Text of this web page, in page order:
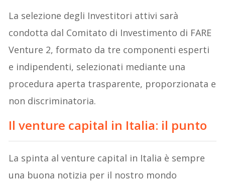
La selezione degli Investitori attivi sarà
condotta dal Comitato di Investimento di FARE
Venture 2, formato da tre componenti esperti
e indipendenti, selezionati mediante una
procedura aperta trasparente, proporzionata e
non discriminatoria.
Il venture capital in Italia: il punto
La spinta al venture capital in Italia è sempre
una buona notizia per il nostro mondo